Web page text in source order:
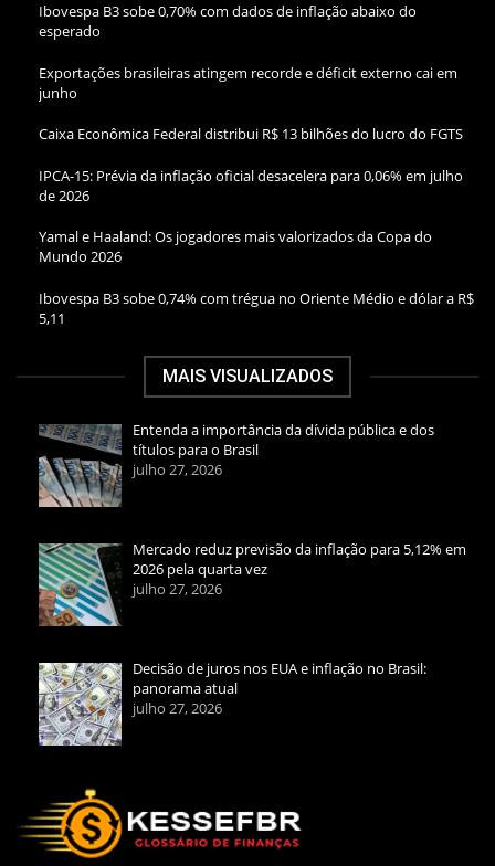
Ibovespa B3 sobe 0,70% com dados de inflação abaixo do
esperado
Exportações brasileiras atingem recorde e déficit externo cai em
junho
Caixa Econômica Federal distribui R$ 13 bilhões do lucro do FGTS
IPCA-15: Prévia da inflação oficial desacelera para 0,06% em julho
de 2026
Yamal e Haaland: Os jogadores mais valorizados da Copa do
Mundo 2026
Ibovespa B3 sobe 0,74% com trégua no Oriente Médio e dólar a R$
5,11
MAIS VISUALIZADOS
Entenda a importância da dívida pública e dos
títulos para o Brasil
julho 27, 2026
Mercado reduz previsão da inflação para 5,12% em
2026 pela quarta vez
julho 27, 2026
Decisão de juros nos EUA e inflação no Brasil:
panorama atual
julho 27, 2026